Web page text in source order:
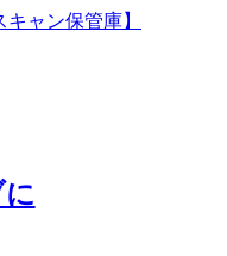
ャン保管庫】